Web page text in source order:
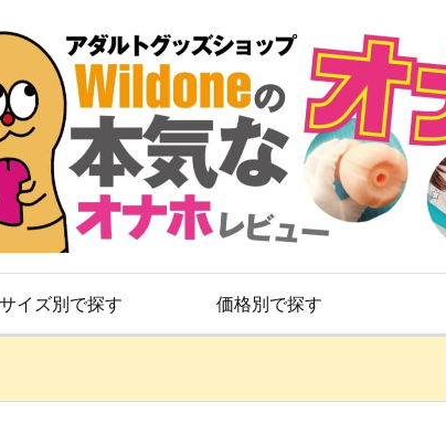
イズ別で探す 価格別で探す